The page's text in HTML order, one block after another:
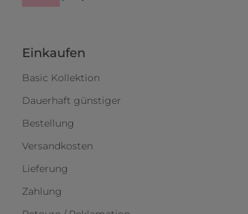
Einkaufen
Basic Kollektion
Dauerhaft günstiger
Bestellung
Versandkosten
Lieferung
Zahlung